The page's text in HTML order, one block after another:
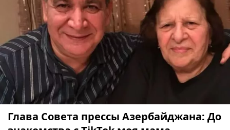
Глава Совета прессы Азербайджана: До